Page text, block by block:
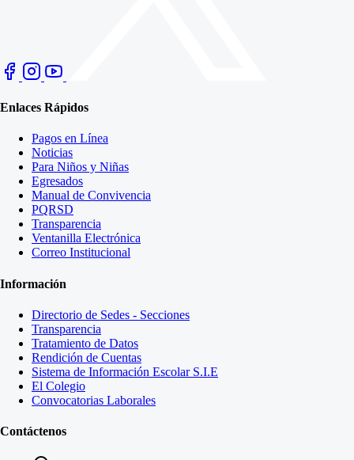
Enlaces Rápidos
Pagos en Línea
Noticias
Para Niños y Niñas
Egresados
Manual de Convivencia
PQRSD
Transparencia
Ventanilla Electrónica
Correo Institucional
Información
Directorio de Sedes - Secciones
Transparencia
Tratamiento de Datos
Rendición de Cuentas
Sistema de Información Escolar S.I.E
El Colegio
Convocatorias Laborales
Contáctenos